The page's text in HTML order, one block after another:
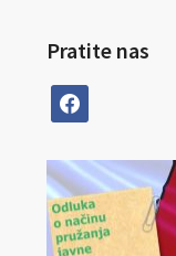
Pratite nas
facebook